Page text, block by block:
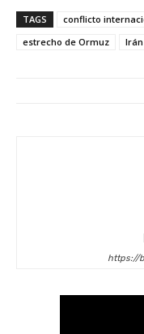
TAGS conflicto
estrecho de Ormuz
Irán
https://